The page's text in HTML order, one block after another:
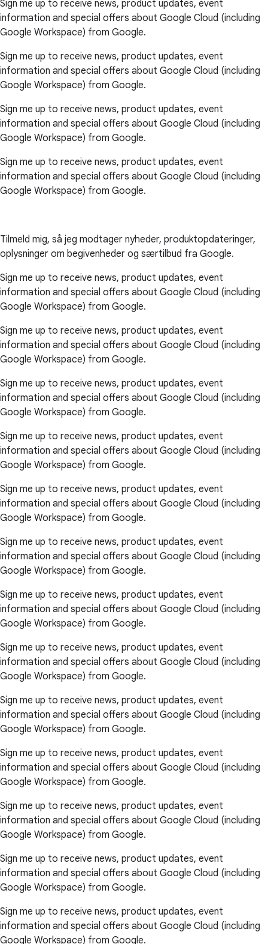
Sign me up to receive news, product updates, event
information and special offers about Google Cloud (including
Google Workspace) from Google.
Sign me up to receive news, product updates, event
information and special offers about Google Cloud (including
Google Workspace) from Google.
Sign me up to receive news, product updates, event
information and special offers about Google Cloud (including
Google Workspace) from Google.
Sign me up to receive news, product updates, event
information and special offers about Google Cloud (including
Google Workspace) from Google.
Tilmeld mig, så jeg modtager nyheder, produktopdateringer,
oplysninger om begivenheder og særtilbud fra Google.
Sign me up to receive news, product updates, event
information and special offers about Google Cloud (including
Google Workspace) from Google.
Sign me up to receive news, product updates, event
information and special offers about Google Cloud (including
Google Workspace) from Google.
Sign me up to receive news, product updates, event
information and special offers about Google Cloud (including
Google Workspace) from Google.
Sign me up to receive news, product updates, event
information and special offers about Google Cloud (including
Google Workspace) from Google.
Sign me up to receive news, product updates, event
information and special offers about Google Cloud (including
Google Workspace) from Google.
Sign me up to receive news, product updates, event
information and special offers about Google Cloud (including
Google Workspace) from Google.
Sign me up to receive news, product updates, event
information and special offers about Google Cloud (including
Google Workspace) from Google.
Sign me up to receive news, product updates, event
information and special offers about Google Cloud (including
Google Workspace) from Google.
Sign me up to receive news, product updates, event
information and special offers about Google Cloud (including
Google Workspace) from Google.
Sign me up to receive news, product updates, event
information and special offers about Google Cloud (including
Google Workspace) from Google.
Sign me up to receive news, product updates, event
information and special offers about Google Cloud (including
Google Workspace) from Google.
Sign me up to receive news, product updates, event
information and special offers about Google Cloud (including
Google Workspace) from Google.
Sign me up to receive news, product updates, event
information and special offers about Google Cloud (including
Google Workspace) from Google.